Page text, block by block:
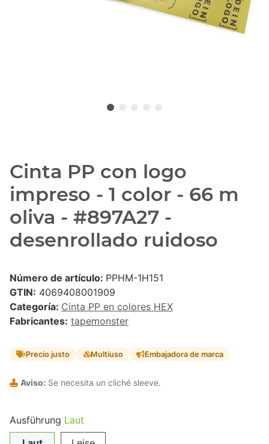
Cinta PP con logo
impreso - 1 color - 66 m
oliva - #897A27 -
desenrollado ruidoso
Número de artículo: PPHM-1H151
GTIN: 4069408001909
Categoría: Cinta PP en colores HEX
Fabricantes: tapemonster
Precio justo Multiuso Embajadora de marca
Aviso: Se necesita un cliché sleeve.
Ausführung Laut